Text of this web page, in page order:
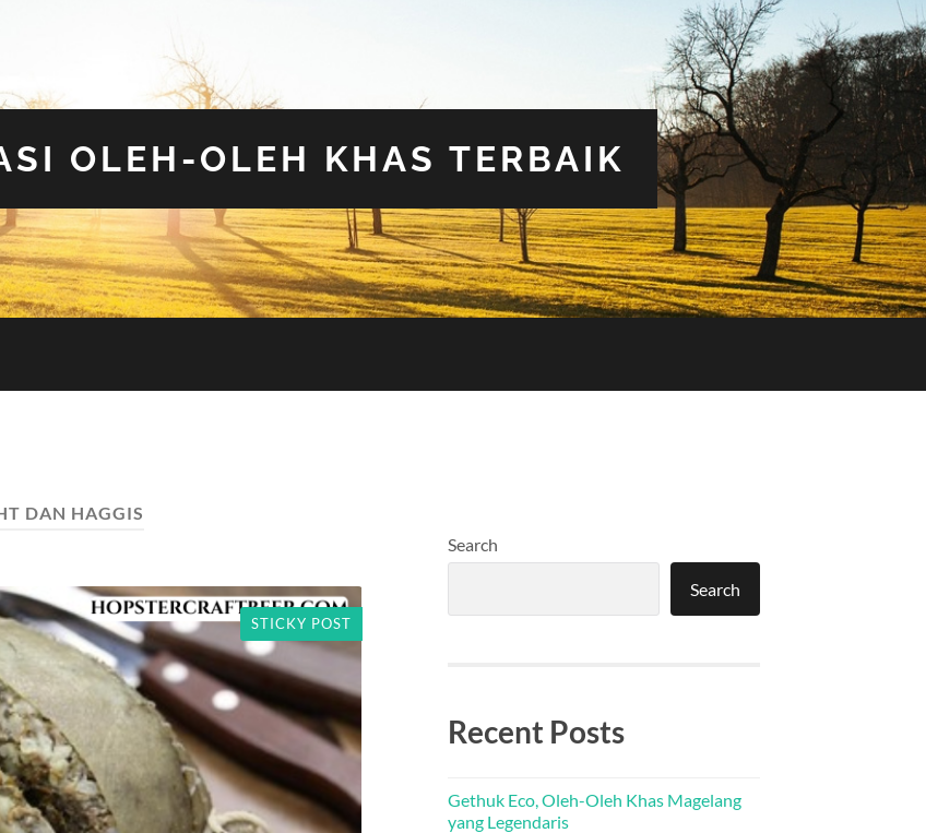
OLEH-OLEH KHAS TERBAIK
DAN HAGGIS
STICKY POST
Search
Search
Recent Posts
Gethuk Eco, Oleh-Oleh Khas Magelang
yang Legendaris